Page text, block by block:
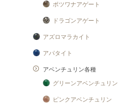
ボツワナアゲート
ドラゴンアゲート
アズロマラカイト
アパタイト
アベンチュリン各種
グリーンアベンチュリン
ピンクアベンチュリン